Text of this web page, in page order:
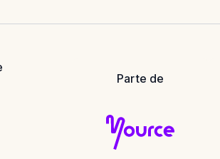
Parte de